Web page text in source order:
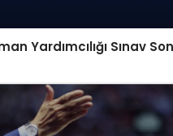
Yardımcılığı Sınav